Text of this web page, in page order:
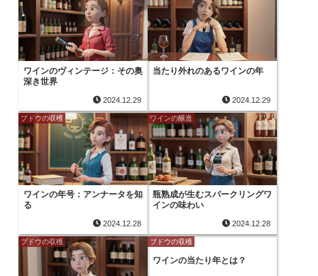
ワインのヴィンテージ：その奥
深き世界
2024.12.29
当たり外れのあるワインの年
2024.12.29
ブドウの収穫
ワインの年号：アンナータを知
る
2024.12.28
ワインの醸造
瓶熟成が生むスパークリングワ
インの味わい
2024.12.28
ブドウの収穫 ブドウの収穫
ワインの当たり年とは？